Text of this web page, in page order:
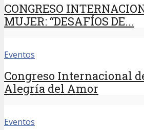
CONGRESO
MUJER: “DESAFÍOS DE...
Eventos
Congreso Internacional
Alegría del Amor
Eventos